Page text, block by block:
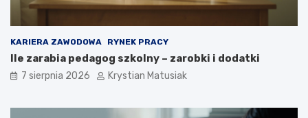
KARIERA ZAWODOWA RYNEK PRACY
Ile zarabia pedagog szkolny – zarobki i dodatki
7 sierpnia 2026 Krystian Matusiak